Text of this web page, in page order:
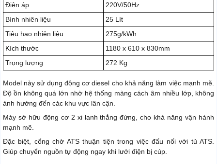
Điện áp
220V/50Hz
Bình nhiên liệu
25 Lít
Tiêu hao nhiên liệu
275g/kWh
Kích thước
1180 x 610 x 830mm
Trọng lượng
272 Kg
Model này sử dụng động cơ diesel cho khả năng làm việc mạnh mẽ.
Độ ồn không quá lớn nhờ hệ thống màng cách âm nhiều lớp, không
ảnh hưởng đến các khu vực lân cận.
Máy sở hữu động cơ 2 xi lanh thẳng đứng, cho khả năng vận hành
mạnh mẽ.
Đặc biệt, cổng chờ ATS thuận tiện trong việc đấu nối với tủ ATS.
Giúp chuyển nguồn tự động ngay khi lưới điện bị cúp.